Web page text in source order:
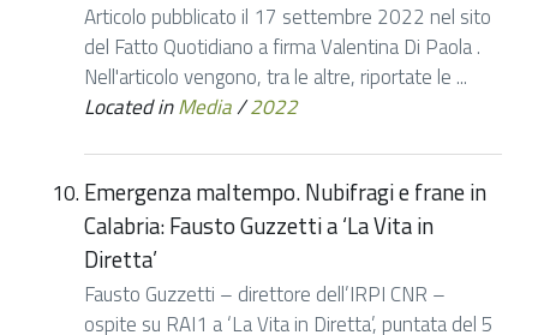
Articolo pubblicato il 17 settembre 2022 nel sito
del Fatto Quotidiano a firma Valentina Di Paola .
Nell'articolo vengono, tra le altre, riportate le ...
Located inMedia/2022
Emergenza maltempo. Nubifragi e frane in
Calabria: Fausto Guzzetti a ‘La Vita in
Diretta’
Fausto Guzzetti – direttore dell’IRPI CNR –
ospite su RAI1 a ‘La Vita in Diretta’, puntata del 5